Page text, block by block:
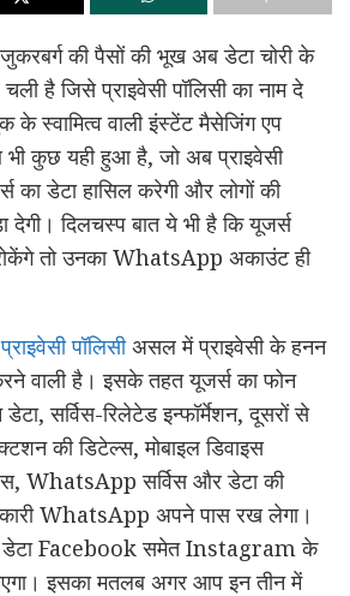
की पैसों की भूख अब डेटा चोरी के
है जिसे प्राइवेसी पॉलिसी का नाम दे
के स्वामित्व वाली इंस्टेंट मैसेजिंग एप
कुछ यही हुआ है, जो अब प्राइवेसी
का डेटा हासिल करेगी और लोगों की
देगी। दिलचस्प बात ये भी है कि यूजर्स
तो उनका WhatsApp अकाउंट ही
पॉलिसीअसल में प्राइवेसी के हनन
वाली है। इसके तहत यूजर्स का फोन
सर्विस-रिलेटेड इन्‍फॉर्मेशन, दूसरों से
की डिटेल्स, मोबाइल डिवाइस
WhatsApp सर्विस और डेटा की
WhatsApp अपने पास रख लेगा।
डेटा Facebook समेत Instagram के
इसका मतलब अगर आप इन तीन में